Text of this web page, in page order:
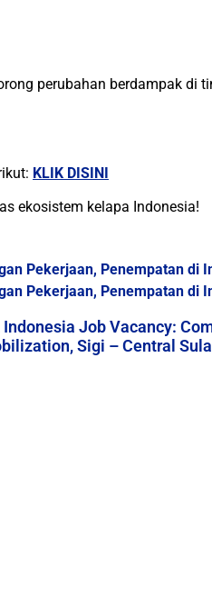
perubahan berdampak di
KLIK DISINI
ekosistem kelapa Indonesia!
Pekerjaan, Penempatan di
Pekerjaan, Penempatan di
Indonesia Job Vacancy:
Sigi – Central